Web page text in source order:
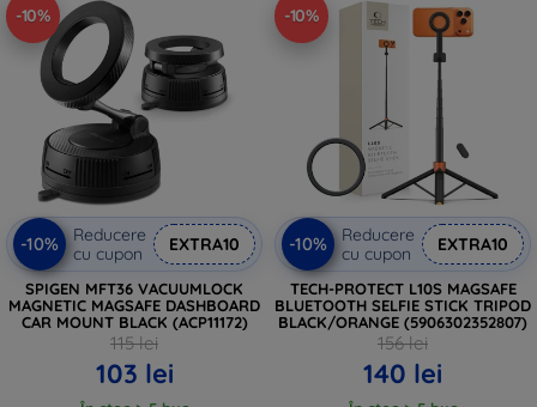
-10%
-10%
Reducere
cu cupon
EXTRA10
SPIGEN MFT36 VACUUMLOCK
MAGNETIC MAGSAFE DASHBOARD
CAR MOUNT BLACK (ACP11172)
115 lei
103 lei
-10%
-10%
Reducere
cu cupon
EXTRA10
TECH-PROTECT L10S MAGSAFE
BLUETOOTH SELFIE STICK TRIPOD
BLACK/ORANGE (5906302352807)
156 lei
140 lei